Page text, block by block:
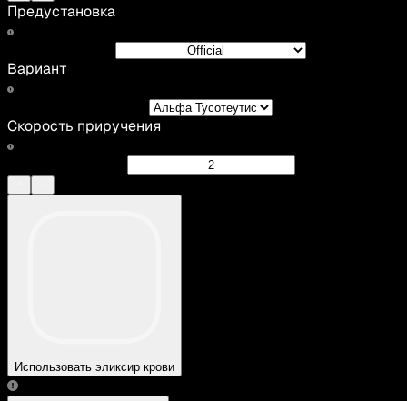
Предустановка
Вариант
Скорость приручения
Использовать эликсир крови